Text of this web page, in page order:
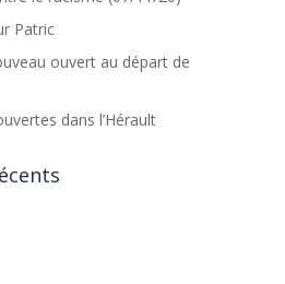
Patric
ouvert au départ de
dans l’Hérault